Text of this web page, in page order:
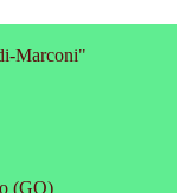
Marconi"
(GO)